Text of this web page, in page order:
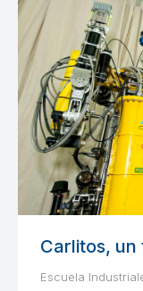
Carlitos,
Escuela